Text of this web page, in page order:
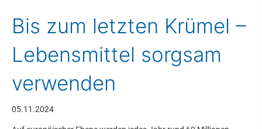
Bis zum letzten Krümel –
Lebensmittel sorgsam
verwenden
05.11.2024